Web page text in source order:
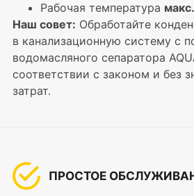
Рабочая температура
Наш совет: Обработайте
в канализационную систему с
водомасляного сепаратора
соответствии с законом и без
затрат.
ПРОСТОЕ